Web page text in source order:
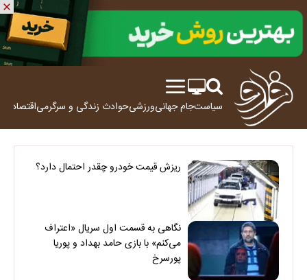
سیاستجام جهانیورزشیحوادث زندگی و سرگرمیاقتصاد
ریزش قیمت خودرو چقدر احتمال دارد؟
نگاهی به قسمت اول سریال «اعتراف
می‌کنم» با بازی حامد بهداد و پوریا
پورسرخ